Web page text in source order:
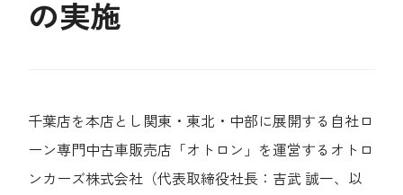
の実施
千葉店を本店とし関東・東北・中部に展開する自社ロ
ーン専門中古車販売店「オトロン」を運営するオトロ
ンカーズ株式会社（代表取締役社長：吉武 誠一、以